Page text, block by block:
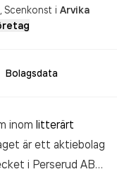
Scenkonst i Arvika
Bolagsdata
inom litterärt
är ett aktiebolag
i Perserud AB